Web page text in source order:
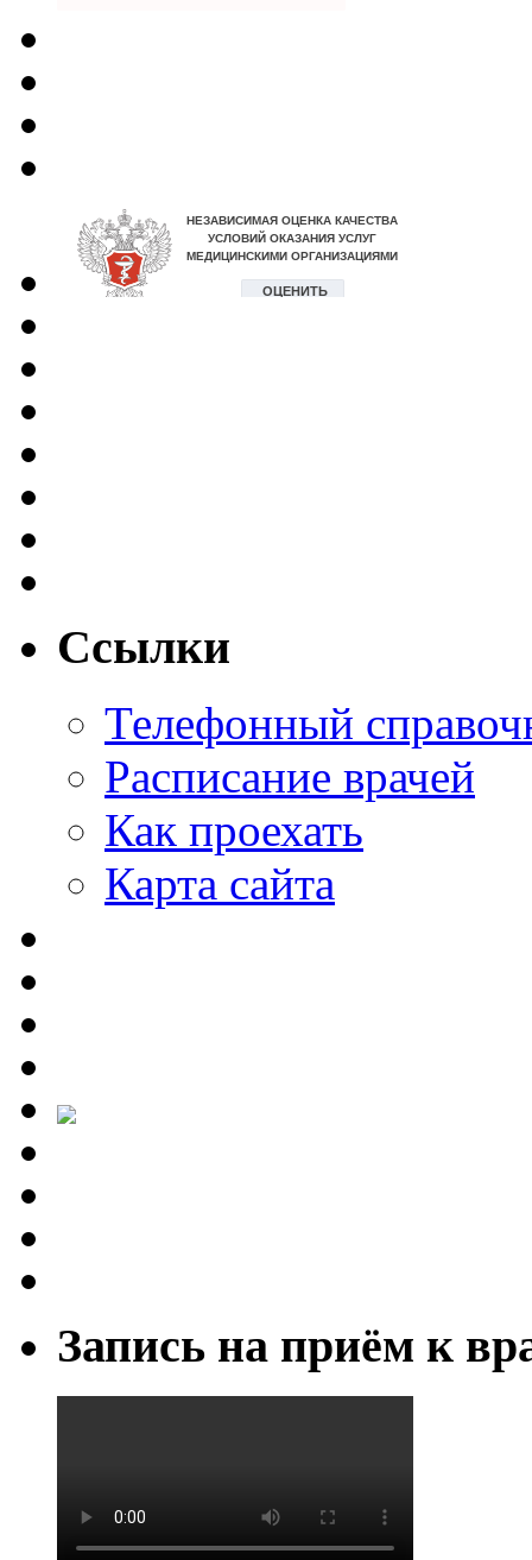
Ссылки
Телефонный
Расписание врачей
Как проехать
Карта сайта
Запись на приём к